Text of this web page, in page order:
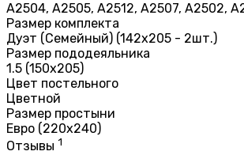
А2504, А2505, А2512, А2507, А2502,
Размер комплекта
Дуэт (Семейный) (142х205 - 2шт.)
Размер пододеяльника
1.5 (150х205)
Цвет постельного
Цветной
Размер простыни
Евро (220х240)
Отзывы 1